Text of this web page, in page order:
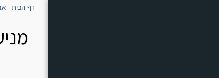
דף הבית -